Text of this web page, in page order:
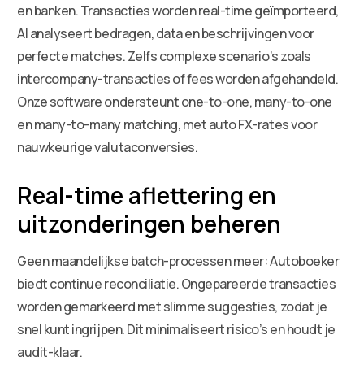
en banken. Transacties worden real-time geïmporteerd,
AI analyseert bedragen, data en beschrijvingen voor
perfecte matches. Zelfs complexe scenario’s zoals
intercompany-transacties of fees worden afgehandeld.
Onze software ondersteunt one-to-one, many-to-one
en many-to-many matching, met auto FX-rates voor
nauwkeurige valutaconversies.
Real-time aflettering en
uitzonderingen beheren
Geen maandelijkse batch-processen meer: Autoboeker
biedt continue reconciliatie. Ongepareerde transacties
worden gemarkeerd met slimme suggesties, zodat je
snel kunt ingrijpen. Dit minimaliseert risico’s en houdt je
audit-klaar.